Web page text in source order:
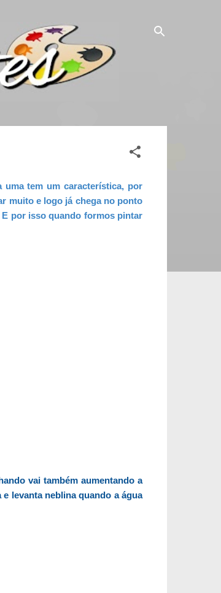
uma tem um característica, por
muito e logo já chega no ponto
E por isso quando formos pintar
vai também aumentando a
levanta neblina quando a água